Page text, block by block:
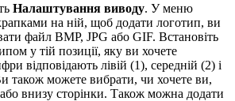
Налаштування виводу. У меню
на ній, щоб додати логотип, ви
файл BMP, JPG або GIF. Встановіть
у тій позиції, яку ви хочете
відповідають лівій (1), середній (2) і
також можете вибрати, чи хочете ви,
внизу сторінки. Також можна додати